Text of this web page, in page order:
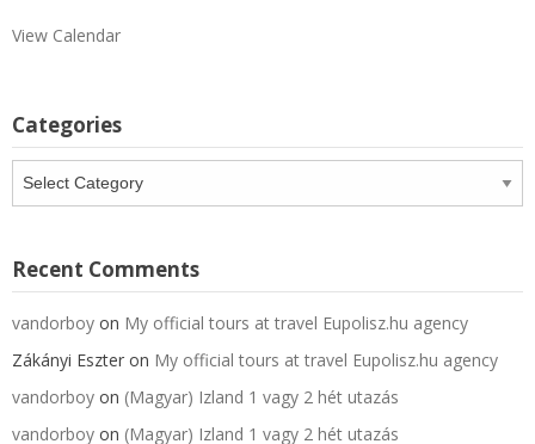
View Calendar
Categories
Categories
Recent Comments
vandorboy on My official tours at travel Eupolisz.hu agency
Zákányi Eszter on My official tours at travel Eupolisz.hu agency
vandorboy on (Magyar) Izland 1 vagy 2 hét utazás
vandorboy on (Magyar) Izland 1 vagy 2 hét utazás